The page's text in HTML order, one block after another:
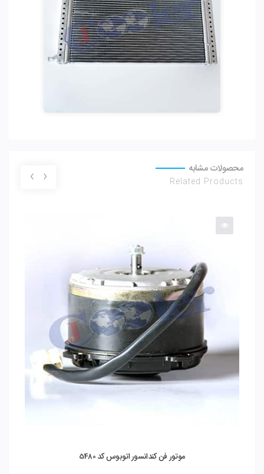
محصولات مشابه
Related Products
موتور فن کندانسور اتوبوس کد 5480
‹
›